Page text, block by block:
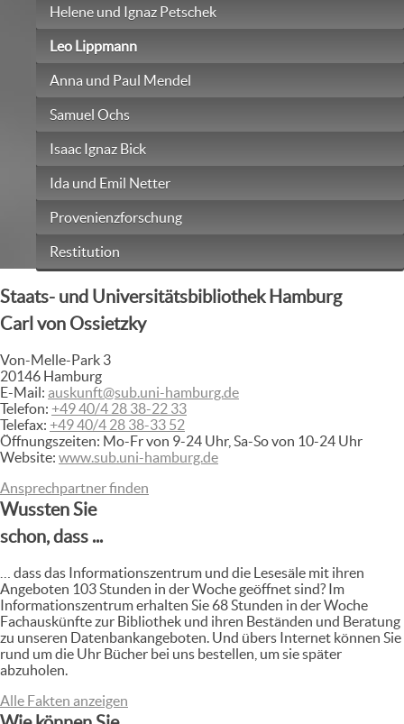
Helene und Ignaz Petschek
Leo Lippmann
Anna und Paul Mendel
Samuel Ochs
Isaac Ignaz Bick
Ida und Emil Netter
Provenienzforschung
Restitution
Staats- und Universitätsbibliothek Hamburg
Carl von Ossietzky
Von-Melle-Park 3
20146 Hamburg
E-Mail: auskunft@sub.uni-hamburg.de
Telefon: +49 40/4 28 38-22 33
Telefax: +49 40/4 28 38-33 52
Öffnungszeiten: Mo-Fr von 9-24 Uhr, Sa-So von 10-24 Uhr
Website: www.sub.uni-hamburg.de
Ansprechpartner finden
Wussten Sie
schon, dass ...
… dass das Informationszentrum und die Lesesäle mit ihren
Angeboten 103 Stunden in der Woche geöffnet sind? Im
Informationszentrum erhalten Sie 68 Stunden in der Woche
Fachauskünfte zur Bibliothek und ihren Beständen und Beratung
zu unseren Datenbankangeboten. Und übers Internet können Sie
rund um die Uhr Bücher bei uns bestellen, um sie später
abzuholen.
Alle Fakten anzeigen